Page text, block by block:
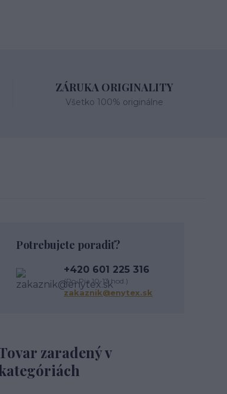
ZÁRUKA ORIGINALITY
Všetko 100% originálne
zaradený v
Potrebujete poradiť?
+420 601 225 316
(Po-Pia 10-13 hod.)
zakaznik@enytex.sk